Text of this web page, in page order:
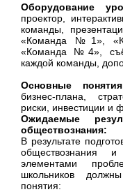
Оборудование
проектор,
команды,
«Команда №1»,
«Команда №4»,
каждой команды,
Основные
бизнес-плана,
риски, инвестиции и
Ожидаемые
обществознания:
В результате
обществознания
элементами
школьников
понятия: